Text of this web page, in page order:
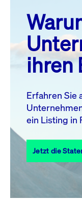
MO. DI.
3
4
10 11
17
18
31
ihren
Erfahren Sie
ein Listing in
Jetzt die